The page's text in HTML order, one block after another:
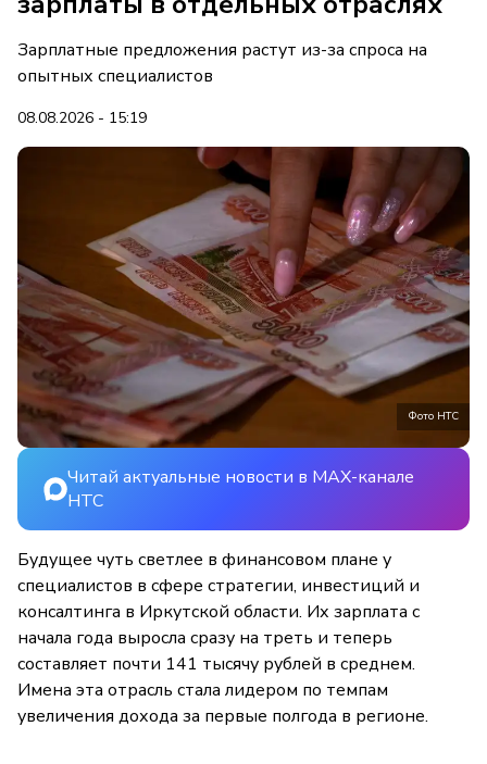
Зарплатные предложения растут из-за спроса на
опытных специалистов
08.08.2026 - 15:19
Фото НТС
Читай актуальные новости в MAX-канале
НТС
Будущее чуть светлее в финансовом плане у
специалистов в сфере стратегии, инвестиций и
консалтинга в Иркутской области. Их зарплата с
начала года выросла сразу на треть и теперь
составляет почти 141 тысячу рублей в среднем.
Имена эта отрасль стала лидером по темпам
увеличения дохода за первые полгода в регионе.